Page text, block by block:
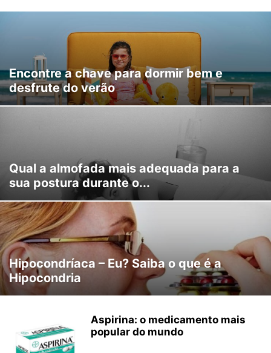
Encontre a chave para dormir bem e
desfrute do verão
Qual a almofada mais adequada para a
sua postura durante o...
Hipocondríaca – Eu? Saiba o que é a
Hipocondria
Aspirina: o medicamento mais
popular do mundo